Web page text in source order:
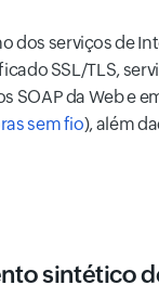
dos serviços de
SSL/TLS,
SOAP da Web e
sem fio), além
sintético